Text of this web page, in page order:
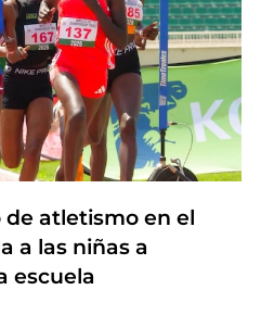
atletismo en el
a las niñas a
escuela